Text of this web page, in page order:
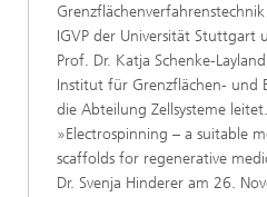
IGVP der Universität Stuttgart
Prof. Dr. Katja Schenke-
Institut für Grenzflächen- und
die Abteilung Zellsysteme
»Electrospinning – a suitable
scaffolds for regenerative
Dr. Svenja Hinderer am 26.